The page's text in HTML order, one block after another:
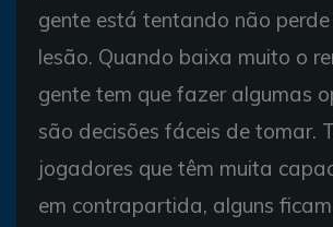
gente está tentando não
lesão. Quando baixa muito o
gente tem que fazer algumas
são decisões fáceis de tomar.
jogadores que têm muita
em contrapartida, alguns